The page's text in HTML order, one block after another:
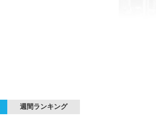
週間ランキング